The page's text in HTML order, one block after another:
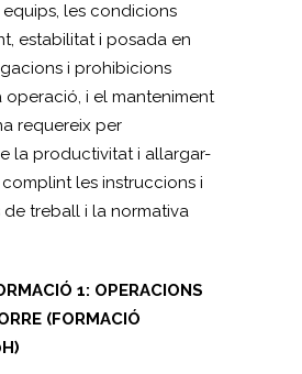
les condicions
estabilitat i posada en
i prohibicions
operació, i el manteniment
requereix per
la productivitat i allargar-
les instruccions i
treball i la normativa
1: OPERACIONS
(FORMACIÓ